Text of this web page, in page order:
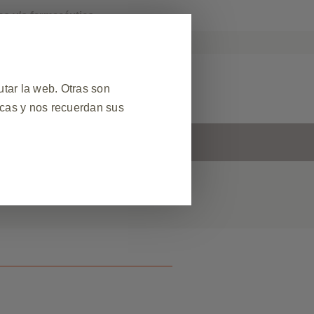
y/o farmacéutico.
Adversa
la web. Otras son
y nos recuerdan sus
de sesión durante una
para bloquear o alertarle
almacenan ninguna